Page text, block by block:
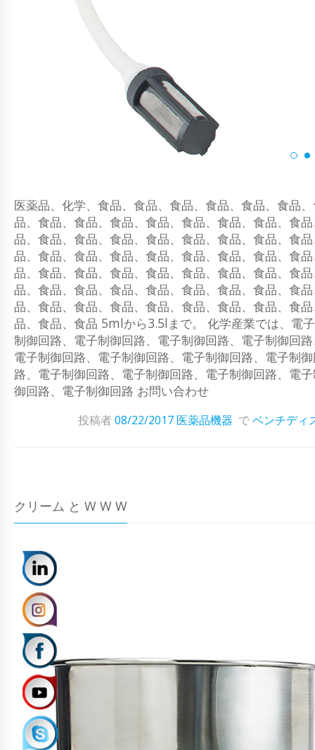
医薬品、化学、食品、食品、食品、食品、食品、食品
品、食品、食品、食品、食品、食品、食品、食品、食
品、食品、食品、食品、食品、食品、食品、食品、食
品、食品、食品、食品、食品、食品、食品、食品、食
品、食品、食品、食品、食品、食品、食品、食品、食
品、食品、食品、食品、食品、食品、食品、食品、食
品、食品、食品、食品、食品、食品、食品、食品、食
品、食品、食品 5mlから3.5lまで。 化学産業では、電
制御回路、電子制御回路、電子制御回路、電子制御回
電子制御回路、電子制御回路、電子制御回路、電子制
路、電子制御回路、電子制御回路、電子制御回路、電
御回路、電子制御回路 お問い合わせ
投稿者08/22/2017 医薬品機器 でベンチディ
クリーム と W W W